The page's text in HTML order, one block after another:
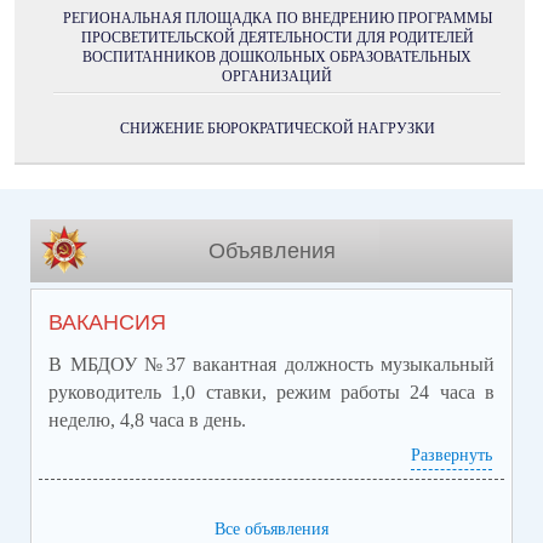
РЕГИОНАЛЬНАЯ ПЛОЩАДКА ПО ВНЕДРЕНИЮ ПРОГРАММЫ
ПРОСВЕТИТЕЛЬСКОЙ ДЕЯТЕЛЬНОСТИ ДЛЯ РОДИТЕЛЕЙ
ВОСПИТАННИКОВ ДОШКОЛЬНЫХ ОБРАЗОВАТЕЛЬНЫХ
ОРГАНИЗАЦИЙ
СНИЖЕНИЕ БЮРОКРАТИЧЕСКОЙ НАГРУЗКИ
Объявления
ВАКАНСИЯ
В МБДОУ №37 вакантная должность музыкальный
руководитель 1,0 ставки, режим работы 24 часа в
неделю, 4,8 часа в день.
профессиональное образование по направлению
Развернуть
Все объявления